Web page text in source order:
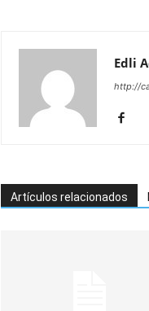
Edli
http://
Artículos relacionados